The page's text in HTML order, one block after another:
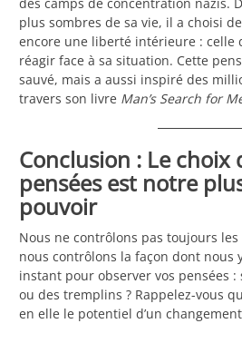
des camps de concentration nazis.
plus sombres de sa vie, il a choisi
encore une liberté intérieure : celle
réagir face à sa situation. Cette
sauvé, mais a aussi inspiré des
travers son livre Man’s Search for
Conclusion : Le choix
pensées est notre
pouvoir
Nous ne contrôlons pas toujours
nous contrôlons la façon dont nous
instant pour observer vos pensées :
ou des tremplins ? Rappelez-vous
en elle le potentiel d’un